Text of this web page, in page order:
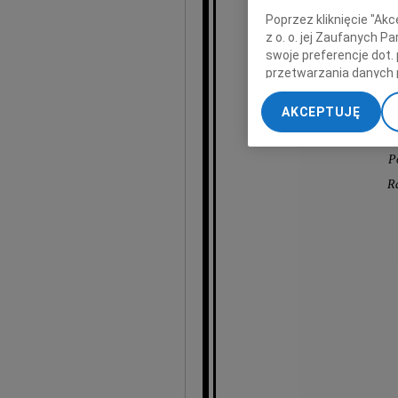
Poprzez kliknięcie
z o. o. jej Zaufanych
swoje preferencje dot.
przetwarzania danych
„Ustawienia
My, nasi Zaufani
dokładnych danych
Przechowywanie
treści, badnie
AKCEPTUJĘ